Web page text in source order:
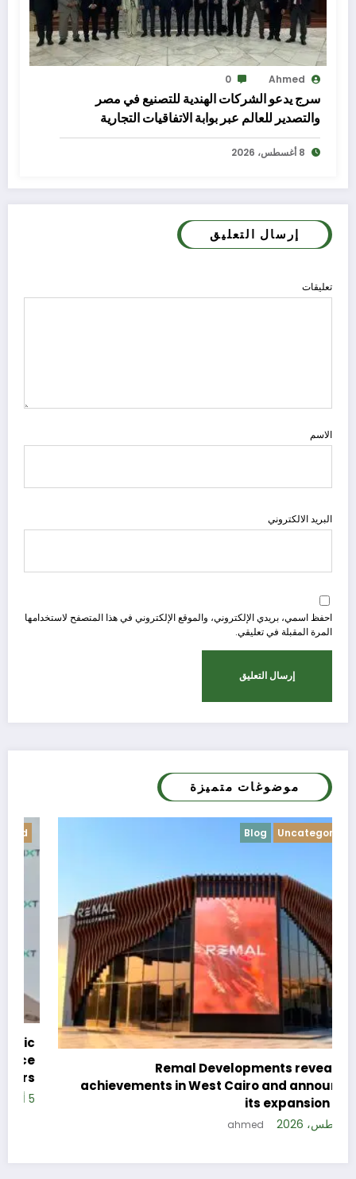
Ahmed
0
سرج يدعو الشركات الهندية للتصنيع في مصر
والتصدير للعالم عبر بوابة الاتفاقيات التجارية
8 أغسطس، 2026
إرسال التعليق
تعليقات
الاسم
البريد الالكتروني
احفظ اسمي، بريدي الإلكتروني، والموقع الإلكتروني في هذا المتصفح لاستخدامها
المرة المقبلة في تعليقي.
موضوغات متميزة
Uncategorized
Remal Developments reveals its
achievements in West Cairo and announces
its expansion plan
5 أغسطس، 2026 ahmed